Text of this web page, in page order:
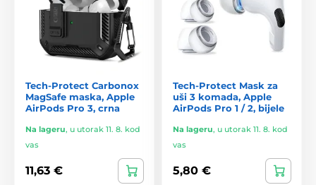
Tech-Protect Carbonox
MagSafe maska, Apple
AirPods Pro 3, crna
Na lageru, u utorak 11. 8. kod
vas
11,63 €
Tech-Protect Mask za
uši 3 komada, Apple
AirPods Pro 1 / 2, bijele
Na lageru, u utorak 11. 8. kod
vas
5,80 €